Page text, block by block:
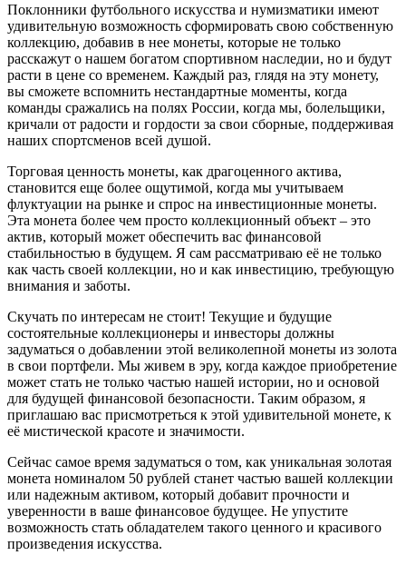
Поклонники футбольного искусства и нумизматики имеют
удивительную возможность сформировать свою собственную
коллекцию, добавив в нее монеты, которые не только
расскажут о нашем богатом спортивном наследии, но и будут
расти в цене со временем. Каждый раз, глядя на эту монету,
вы сможете вспомнить нестандартные моменты, когда
команды сражались на полях России, когда мы, болельщики,
кричали от радости и гордости за свои сборные, поддерживая
наших спортсменов всей душой.
Торговая ценность монеты, как драгоценного актива,
становится еще более ощутимой, когда мы учитываем
флуктуации на рынке и спрос на инвестиционные монеты.
Эта монета более чем просто коллекционный объект – это
актив, который может обеспечить вас финансовой
стабильностью в будущем. Я сам рассматриваю её не только
как часть своей коллекции, но и как инвестицию, требующую
внимания и заботы.
Скучать по интересам не стоит! Текущие и будущие
состоятельные коллекционеры и инвесторы должны
задуматься о добавлении этой великолепной монеты из золота
в свои портфели. Мы живем в эру, когда каждое приобретение
может стать не только частью нашей истории, но и основой
для будущей финансовой безопасности. Таким образом, я
приглашаю вас присмотреться к этой удивительной монете, к
её мистической красоте и значимости.
Сейчас самое время задуматься о том, как уникальная золотая
монета номиналом 50 рублей станет частью вашей коллекции
или надежным активом, который добавит прочности и
уверенности в ваше финансовое будущее. Не упустите
возможность стать обладателем такого ценного и красивого
произведения искусства.